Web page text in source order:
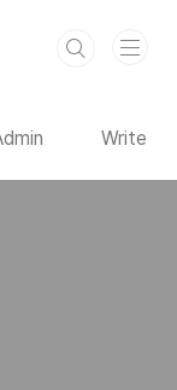
Write